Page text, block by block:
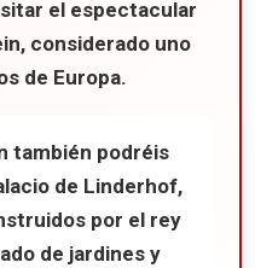
el espectacular
, considerado uno
de Europa.
también podréis
de Linderhof,
por el rey
de jardines y